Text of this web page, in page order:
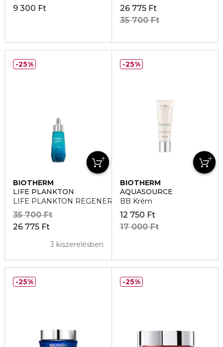
9 300 Ft
26 775 Ft
35 700 Ft
BIOTHERM
LIFE PLANKTON
LIFE PLANKTON REGENERATING Arcápoló szérum
26 775 Ft
35 700 Ft
3 kiszerelésben
25%
BIOTHERM
AQUASOURCE
BB Krém
12 750 Ft
17 000 Ft
25%
25% 25%